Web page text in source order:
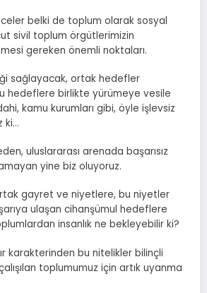
belki de toplum olarak sosyal
sivil toplum örgütlerimizin
gereken önemli noktaları.
sağlayacak, ortak hedefler
hedeflere birlikte yürümeye vesile
kamu kurumları gibi, öyle işlevsiz
ki…
uluslararası arenada başarısız
yine biz oluyoruz.
gayret ve niyetlere, bu niyetler
ulaşan cihanşümul hedeflere
insanlık ne bekleyebilir ki?
karakterinden bu nitelikler bilinçli
toplumumuz için artık uyanma